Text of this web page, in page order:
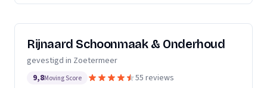
Rijnaard Schoonmaak & Onderhoud
gevestigd in Zoetermeer
9,8Moving Score 55 reviews